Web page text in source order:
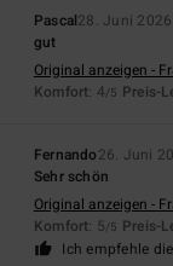
Pascal28. Juni 2026
gut
Original anzeigen -
Komfort: 4/5 Preis-
Fernando26. Juni
Sehr schön
Original anzeigen -
Komfort: 5/5 Preis-
Ich empfehle